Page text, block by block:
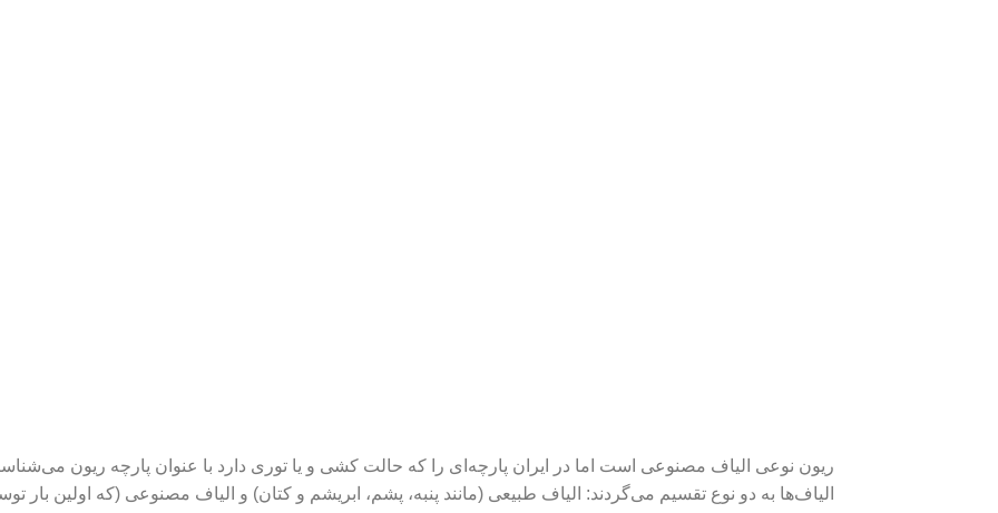
ریون نوعی الیاف مصنوعی است اما در ایران پارچه‌ای را که حالت کشی و یا توری دارد با عنوان پارچه ریون
الیاف‌ها به دو نوع تقسیم می‌گردند: الیاف طبیعی (مانند پنبه، پشم، ابریشم و کتان) و الیاف مصنوعی (که اولین بار